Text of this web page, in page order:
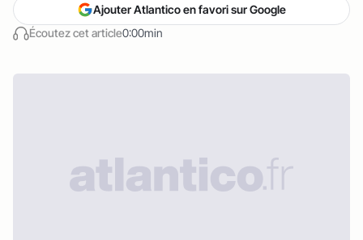
Écoutez cet article0:00min
Ajouter Atlantico en favori sur Google